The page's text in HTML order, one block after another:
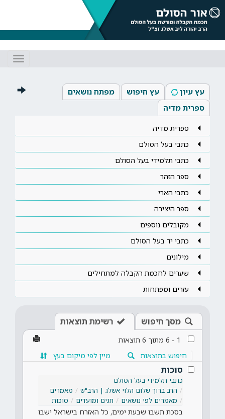
עץ עיון עץ חיפוש
מפתח נושאים
ספרית מדיה
ספרית מדיה
כתבי בעל הסולם
כתבי תלמידי בעל הסולם
ספר הזהר
כתבי הארי
ספר היצירה
מקובלים נוספים
כתבי יד בעל הסולם
מילונים
שערים לחכמת הקבלה למתחילים
עזרים ומפתחות
מסך חיפוש רשימת תוצאות
1
-
6 מתוך 6 תוצאות
חיפוש בתוצאות
מיין לפי מיקום בעץ
סוכות
כתבי תלמידי בעל הסולם
הרב ברוך שלום הלוי אשלג | הרב"ש
מאמרים
מאמרים לפי נושאים
חגים ומועדים סוכות
בסכת תשבו שבעת ימים, כל האזרח בישראל ישבו